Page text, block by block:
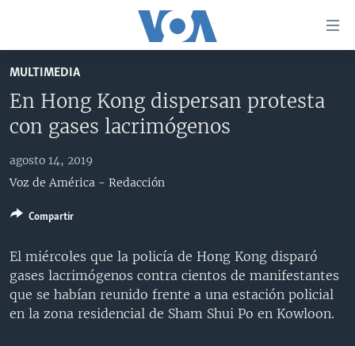
accesibilidad
contenido
principal
Salte
al
principal
búsqueda
EEUU
MÉXICO
ELECCIONES EEUU 2024
ELECCIONES EEUU
VOTO DIVIDIDO
VOA VERIFICA
VOA VERIFICA UCRANIA/RUSIA
VOA VERIFICA AMÉRICA LATINA
AMÉRICA LATINA
BOLIVIA
COLOMBIA
CHILE
PERÚ
CENTROAMÉRICA
COSTA RICA
EL SALVADOR
GUATEMALA
OTRAS SECCIONES
INMIGRACIÓN
LIBERTAD DE PRENSA
ESPECIALES DE LA VOA
LIBERTAD DE PRENSA
MULTIMEDIA
En Hong Kong dispersan protesta
con gases lacrimógenos
agosto 14, 2019
Voz de América - Redacción
El miércoles que la policía de Hong Kong disparó
gases lacrimógenos contra cientos de manifestantes
que se habían reunido frente a una estación policial
en la zona residencial de Sham Shui Po en Kowloon.
Compartir